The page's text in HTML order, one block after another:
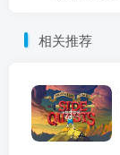
相关推荐